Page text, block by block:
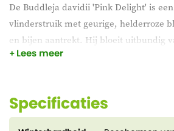
De Buddleja davidii 'Pink Delight' is
vlinderstruik met geurige, helderroze
en bijen aantrekt. Hij bloeit uitbundig
en gedijt het best op een zonnige plek.
Lees meer
Specificaties